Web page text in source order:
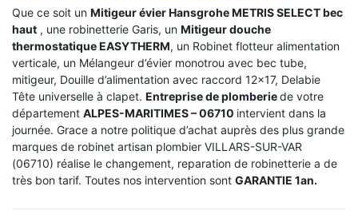
Que ce soit un Mitigeur évier Hansgrohe METRIS SELECT bec
haut , une robinetterie Garis, un Mitigeur douche
thermostatique EASYTHERM, un Robinet flotteur alimentation
verticale, un Mélangeur d’évier monotrou avec bec tube,
mitigeur, Douille d’alimentation avec raccord 12×17, Delabie
Tête universelle à clapet. Entreprise de plomberiede votre
département ALPES-MARITIMES – 06710 intervient dans la
journée. Grace a notre politique d’achat auprès des plus grande
marques de robinet artisan plombier VILLARS-SUR-VAR
(06710) réalise le changement, reparation de robinetterie a de
très bon tarif. Toutes nos intervention sont GARANTIE 1an.